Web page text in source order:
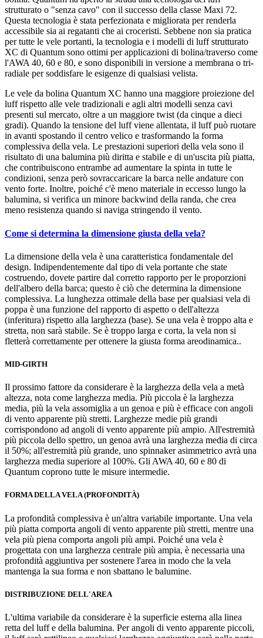
strutturato o "senza cavo" con il successo della classe Maxi 72.
Questa tecnologia è stata perfezionata e migliorata per renderla
accessibile sia ai regatanti che ai croceristi. Sebbene non sia pratica
per tutte le vele portanti, la tecnologia e i modelli di luff strutturato
XC di Quantum sono ottimi per applicazioni di bolina/traverso come
l'AWA 40, 60 e 80, e sono disponibili in versione a membrana o tri-
radiale per soddisfare le esigenze di qualsiasi velista.
Le vele da bolina Quantum XC hanno una maggiore proiezione del
luff rispetto alle vele tradizionali e agli altri modelli senza cavi
presenti sul mercato, oltre a un maggiore twist (da cinque a dieci
gradi). Quando la tensione del luff viene allentata, il luff può ruotare
in avanti spostando il centro velico e trasformando la forma
complessiva della vela. Le prestazioni superiori della vela sono il
risultato di una balumina più diritta e stabile e di un'uscita più piatta,
che contribuiscono entrambe ad aumentare la spinta in tutte le
condizioni, senza però sovraccaricare la barca nelle andature con
vento forte. Inoltre, poiché c'è meno materiale in eccesso lungo la
balumina, si verifica un minore backwind della randa, che crea
meno resistenza quando si naviga stringendo il vento.
Come si determina la dimensione giusta della vela?
La dimensione della vela è una caratteristica fondamentale del
design. Indipendentemente dal tipo di vela portante che state
costruendo, dovete partire dal corretto rapporto per le proporzioni
dell'albero della barca; questo è ciò che determina la dimensione
complessiva. La lunghezza ottimale della base per qualsiasi vela di
poppa è una funzione del rapporto di aspetto o dell'altezza
(inferitura) rispetto alla larghezza (base). Se una vela è troppo alta e
stretta, non sarà stabile. Se è troppo larga e corta, la vela non si
fletterà correttamente per ottenere la giusta forma areodinamica..
MID-GIRTH
Il prossimo fattore da considerare è la larghezza della vela a metà
altezza, nota come larghezza media. Più piccola è la larghezza
media, più la vela assomiglia a un genoa e più è efficace con angoli
di vento apparente più stretti. Larghezze medie più grandi
corrispondono ad angoli di vento apparente più ampio. All'estremità
più piccola dello spettro, un genoa avrà una larghezza media di circa
il 50%; all'estremità più grande, uno spinnaker asimmetrico avrà una
larghezza media superiore al 100%. Gli AWA 40, 60 e 80 di
Quantum coprono tutte le misure intermedie.
FORMA DELLA VELA (PROFONDITÀ)
La profondità complessiva è un'altra variabile importante. Una vela
più piatta comporta angoli di vento apparente più stretti, mentre una
vela più piena comporta angoli più ampi. Poiché una vela è
progettata con una larghezza centrale più ampia, è necessaria una
profondità aggiuntiva per sostenere l'area in modo che la vela
mantenga la sua forma e non sbattano le balumine.
DISTRIBUZIONE DELL'AREA
L'ultima variabile da considerare è la superficie esterna alla linea
retta del luff e della balumina. Per angoli di vento apparente piccoli,